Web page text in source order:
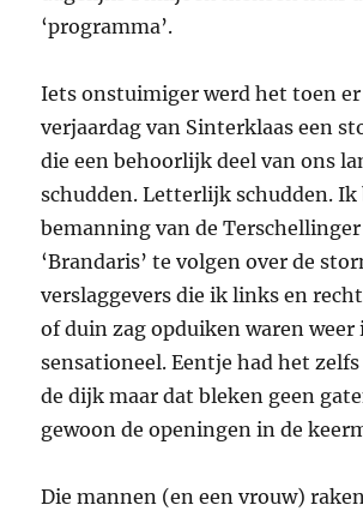
‘programma’.
Iets onstuimiger werd het toen er
verjaardag van Sinterklaas een
die een behoorlijk deel van ons
schudden. Letterlijk schudden. Ik
bemanning van de
‘Brandaris’ te volgen over de
verslaggevers die ik links en
of duin zag opduiken waren weer
sensationeel. Eentje had het
de dijk maar dat bleken geen
gewoon de openingen in de
Die mannen (en een vrouw)